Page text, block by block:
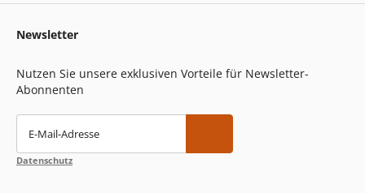
Newsletter
Nutzen Sie unsere exklusiven Vorteile für Newsletter-
Abonnenten
E-Mail-Adresse
Datenschutz